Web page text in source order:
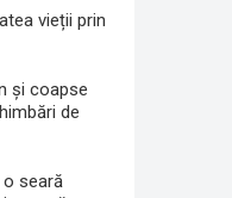
vieții prin
și coapse
de
seară